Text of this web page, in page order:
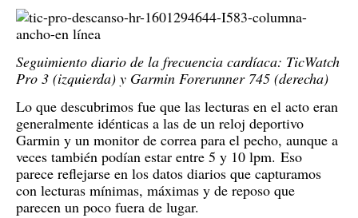
Seguimiento diario de la frecuencia cardíaca: TicWatch
Pro 3 (izquierda) y Garmin Forerunner 745 (derecha)
Lo que descubrimos fue que las lecturas en el acto eran
generalmente idénticas a las de un reloj deportivo
Garmin y un monitor de correa para el pecho, aunque a
veces también podían estar entre 5 y 10 lpm. Eso
parece reflejarse en los datos diarios que capturamos
con lecturas mínimas, máximas y de reposo que
parecen un poco fuera de lugar.